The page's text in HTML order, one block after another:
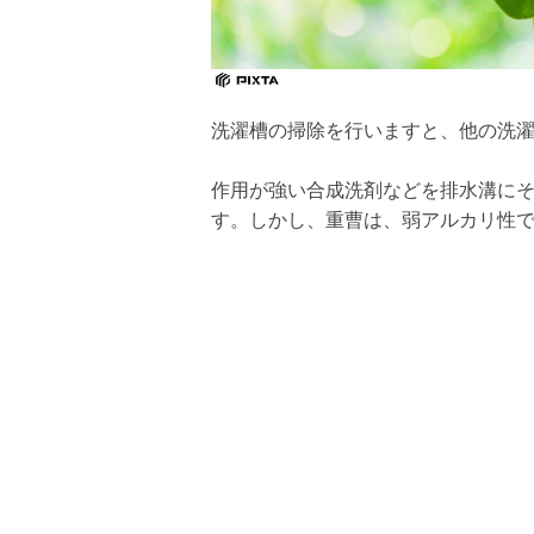
洗濯槽の掃除を行いますと、他の洗
作用が強い合成洗剤などを排水溝に
す。しかし、重曹は、弱アルカリ性